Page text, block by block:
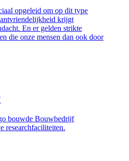
opgeleid om op dit type
krijgt
En er gelden strikte
die onze mensen dan ook door
bouwde Bouwbedrijf
researchfaciliteiten.